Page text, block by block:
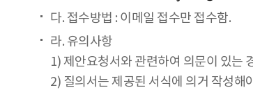
다. 접수방법 : 이메일 접수만 접수함.
라. 유의사항
1) 제안요청서와 관련하여 의문이 있는
2) 질의서는 제공된 서식에 의거 작성